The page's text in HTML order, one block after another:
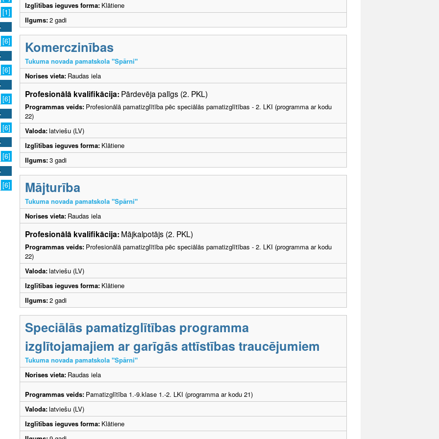
[1]
[6]
[6]
[6]
[6]
[6]
[6]
Izglītības ieguves forma: Klātiene
Ilgums:2 gadi
Komerczinības
Tukuma novada pamatskola "Spārni"
Norises vieta: Raudas iela
Profesionālā kvalifikācija: Pārdevēja palīgs (2. PKL)
Programmas veids: Profesionālā pamatizglītība pēc speciālās pamatizglītības - 2. LKI (programma ar kodu
22)
Valoda:latviešu (LV)
Izglītības ieguves forma: Klātiene
Ilgums:3 gadi
Mājturība
Tukuma novada pamatskola "Spārni"
Norises vieta: Raudas iela
Profesionālā kvalifikācija: Mājkalpotājs (2. PKL)
Programmas veids: Profesionālā pamatizglītība pēc speciālās pamatizglītības - 2. LKI (programma ar kodu
22)
Valoda:latviešu (LV)
Izglītības ieguves forma: Klātiene
Ilgums:2 gadi
Speciālās pamatizglītības programma
izglītojamajiem ar garīgās attīstības traucējumiem
Tukuma novada pamatskola "Spārni"
Norises vieta: Raudas iela
Programmas veids: Pamatizglītība 1.-9.klase 1.-2. LKI (programma ar kodu 21)
Valoda:latviešu (LV)
Izglītības ieguves forma: Klātiene